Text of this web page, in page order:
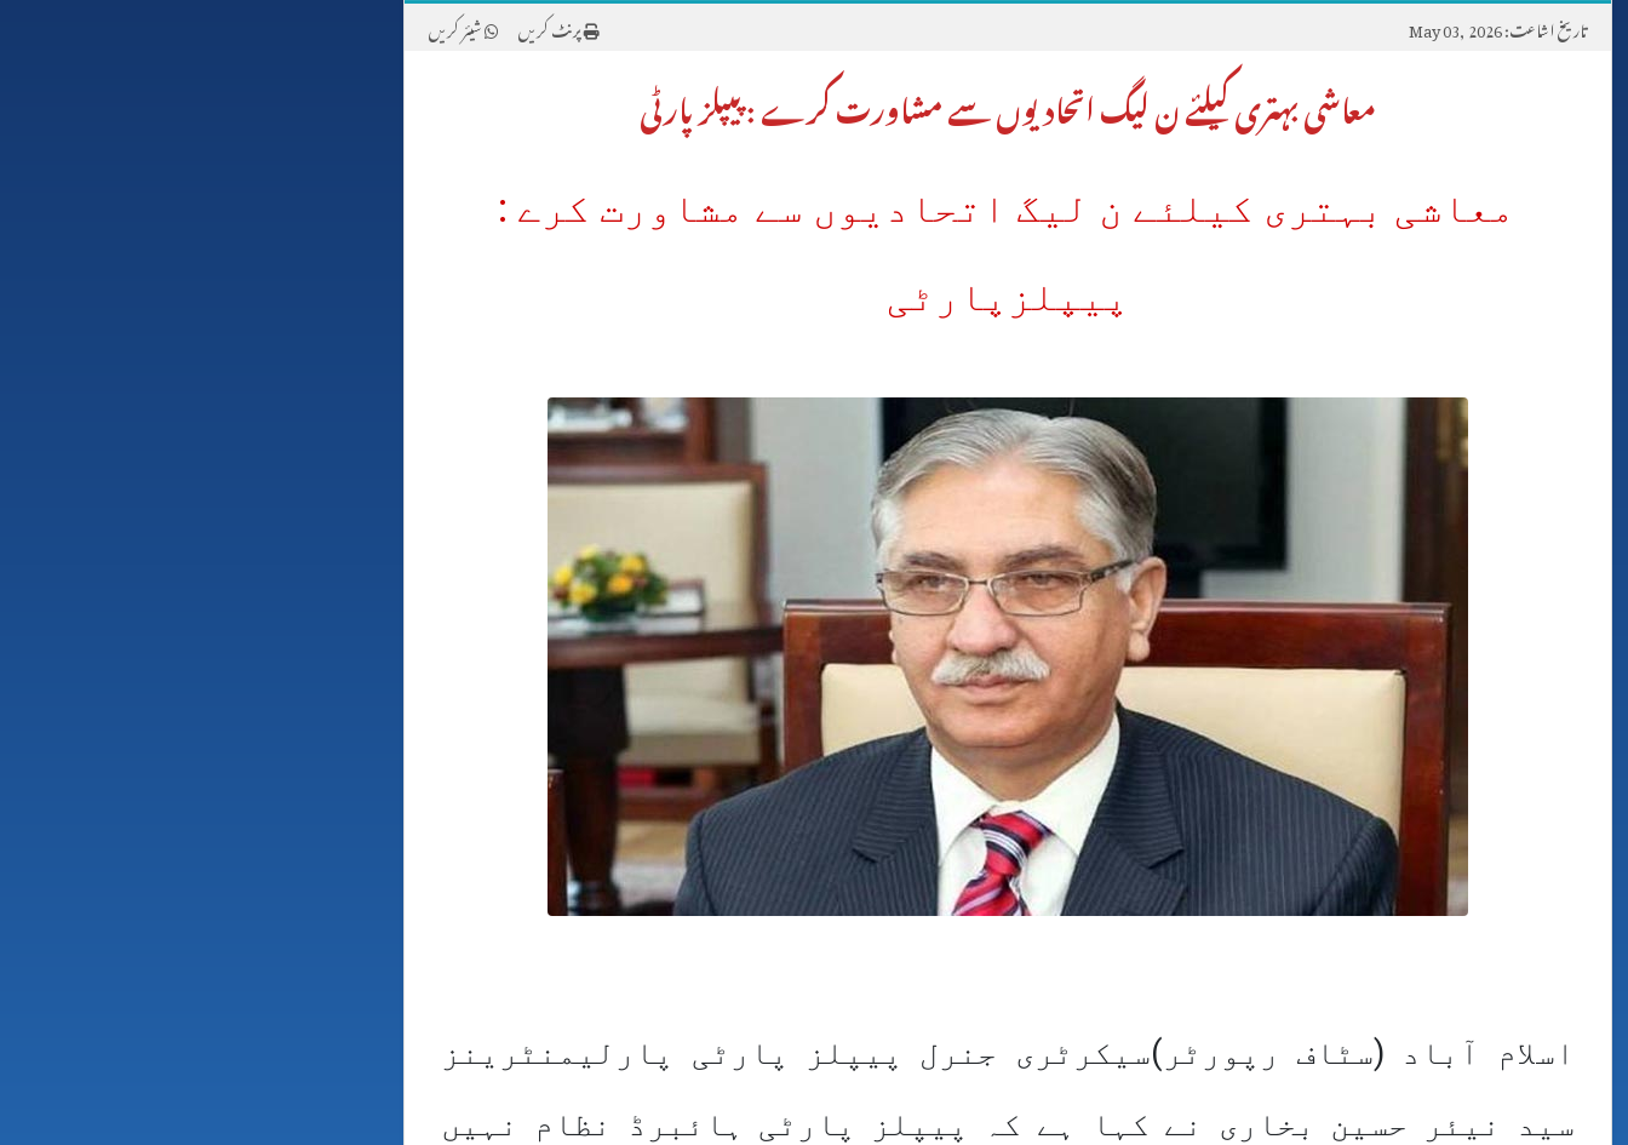
تاریخ اشاعت: May 03, 2026 پرنٹ کریں شیئر کریں
معاشی بہتری کیلئے ن لیگ اتحادیوں سے مشاورت کرے : پیپلزپارٹی
معاشی بہتری کیلئے ن لیگ اتحادیوں سے مشاورت کرے :
پیپلزپارٹی
اسلام آباد (سٹاف رپورٹر)سیکرٹری جنرل پیپلز پارٹی پارلیمنٹرینز
سید نیئر حسین بخاری نے کہا ہے کہ پیپلز پارٹی ہائبرڈ نظام نہیں